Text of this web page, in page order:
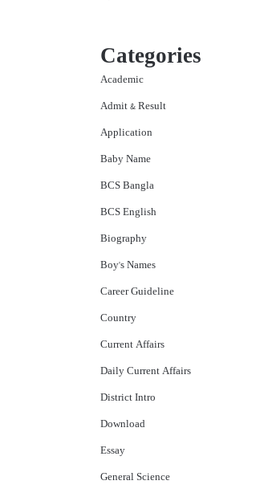
Categories
Academic
Admit & Result
Application
Baby Name
BCS Bangla
BCS English
Biography
Boy's Names
Career Guideline
Country
Current Affairs
Daily Current Affairs
District Intro
Download
Essay
General Science